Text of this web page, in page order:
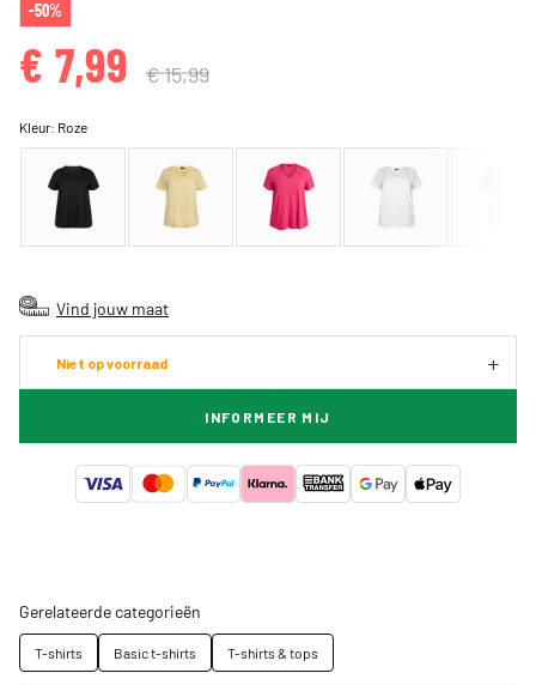
-50%
€ 7,99 € 15,99
Kleur: Roze
Vind jouw maat
Niet op voorraad
INFORMEER MIJ
Gerelateerde categorieën
T-shirts Basic t-shirts T-shirts & tops